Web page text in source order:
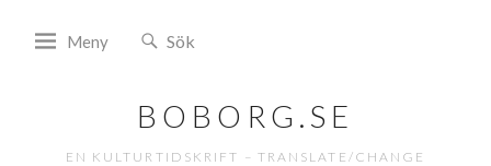
BOBORG.SE
EN KULTURTIDSKRIFT – TRANSLATE/CHANGE
Meny